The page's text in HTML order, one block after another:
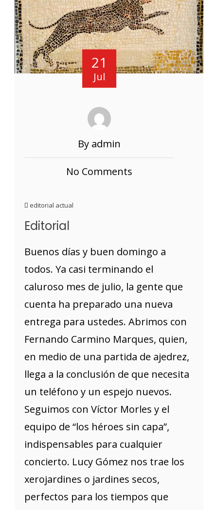
21
Jul
By admin
No Comments
editorial actual
Editorial
Buenos días y buen domingo a
todos. Ya casi terminando el
caluroso mes de julio, la gente que
cuenta ha preparado una nueva
entrega para ustedes. Abrimos con
Fernando Carmino Marques, quien,
en medio de una partida de ajedrez,
llega a la conclusión de que necesita
un teléfono y un espejo nuevos.
Seguimos con Víctor Morles y el
equipo de “los héroes sin capa”,
indispensables para cualquier
concierto. Lucy Gómez nos trae los
xerojardines o jardines secos,
perfectos para los tiempos que